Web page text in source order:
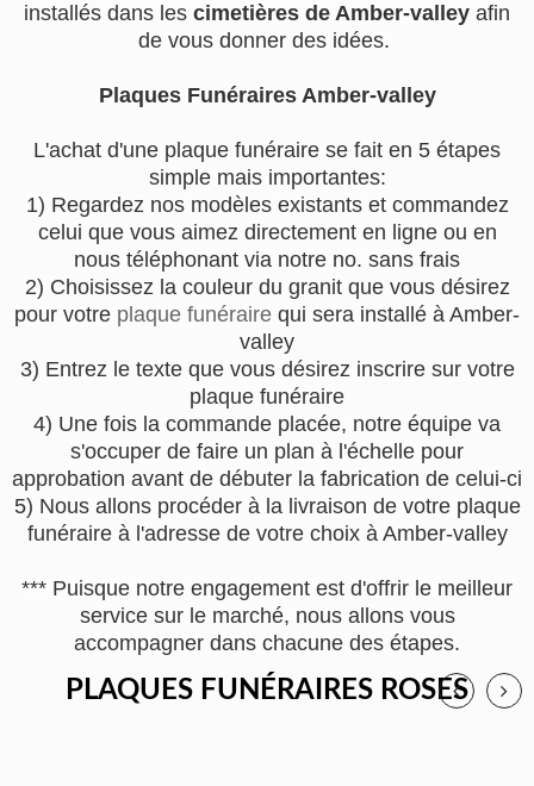
installés dans les cimetières de Amber-valley afin
de vous donner des idées.
Plaques Funéraires Amber-valley
L'achat d'une plaque funéraire se fait en 5 étapes
simple mais importantes:
1) Regardez nos modèles existants et commandez
celui que vous aimez directement en ligne ou en
nous téléphonant via notre no. sans frais
2) Choisissez la couleur du granit que vous désirez
pour votre plaque funéraire qui sera installé à Amber-
valley
3) Entrez le texte que vous désirez inscrire sur votre
plaque funéraire
4) Une fois la commande placée, notre équipe va
s'occuper de faire un plan à l'échelle pour
approbation avant de débuter la fabrication de celui-ci
5) Nous allons procéder à la livraison de votre plaque
funéraire à l'adresse de votre choix à Amber-valley
*** Puisque notre engagement est d'offrir le meilleur
service sur le marché, nous allons vous
accompagner dans chacune des étapes.
PLAQUES FUNÉRAIRES ROSES